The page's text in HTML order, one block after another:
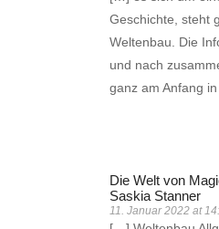
Geschichte, steht
Weltenbau. Die
und nach
ganz am Anfang
Die Welt von
Saskia Stanner
11. Januar 2022 at